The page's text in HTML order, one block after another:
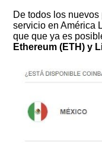
De todos los
servicio en América
que que ya es
Ethereum (ETH) y